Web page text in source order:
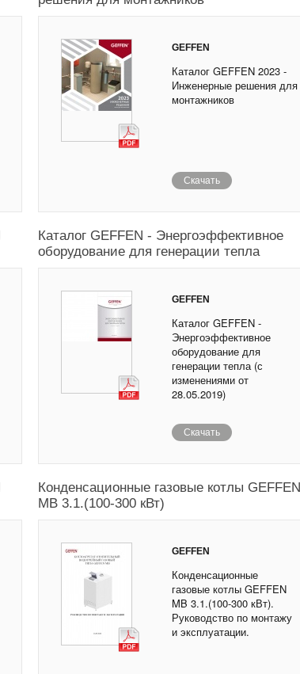
GEFFEN
Каталог GEFFEN 2023 -
Инженерные решения для
монтажников
Скачать
Каталог GEFFEN - Энергоэффективное
оборудование для генерации тепла
GEFFEN
Каталог GEFFEN -
Энергоэффективное
оборудование для
генерации тепла (с
изменениями от
28.05.2019)
Скачать
Конденсационные газовые котлы GEFFEN
MB 3.1.(100-300 кВт)
GEFFEN
Конденсационные
газовые котлы GEFFEN
MB 3.1.(100-300 кВт).
Руководство по монтажу
и эксплуатации.